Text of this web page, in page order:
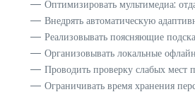
— Оптимизировать мультимедиа:
— Внедрять автоматическую
— Реализовывать поясняющие
— Организовывать локальные
— Проводить проверку слабых мест
— Ограничивать время хранения